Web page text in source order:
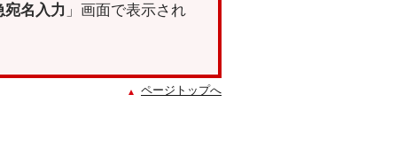
宛名入力 」画面で表示され
ページトップへ